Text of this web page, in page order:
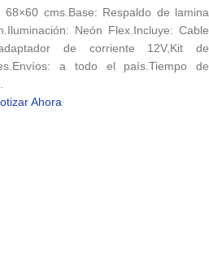
cms.Base: Respaldo de lamina
Neón Flex.Incluye: Cable
de corriente 12V,Kit de
a todo el país.Tiempo de
Ahora